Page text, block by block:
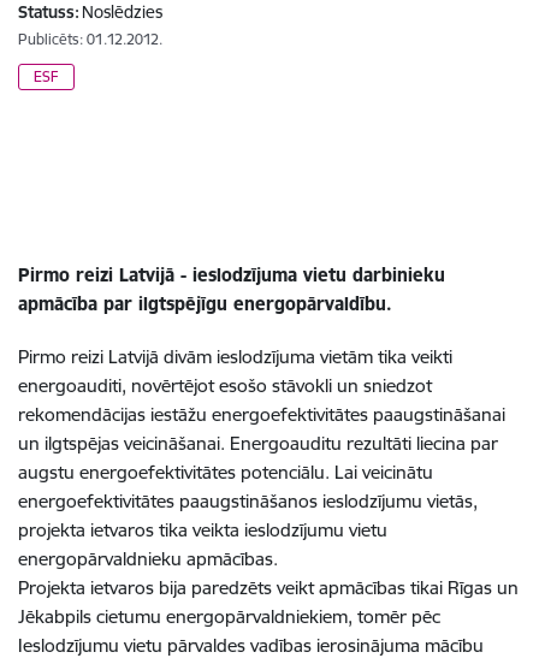
Statuss: Noslēdzies
Publicēts: 01.12.2012.
ESF
Pirmo reizi Latvijā - ieslodzījuma vietu darbinieku
apmācība par ilgtspējīgu energopārvaldību.
Pirmo reizi Latvijā divām ieslodzījuma vietām tika veikti
energoauditi, novērtējot esošo stāvokli un sniedzot
rekomendācijas iestāžu energoefektivitātes paaugstināšanai
un ilgtspējas veicināšanai. Energoauditu rezultāti liecina par
augstu energoefektivitātes potenciālu. Lai veicinātu
energoefektivitātes paaugstināšanos ieslodzījumu vietās,
projekta ietvaros tika veikta ieslodzījumu vietu
energopārvaldnieku apmācības.
Projekta ietvaros bija paredzēts veikt apmācības tikai Rīgas un
Jēkabpils cietumu energopārvaldniekiem, tomēr pēc
Ieslodzījumu vietu pārvaldes vadības ierosinājuma mācību